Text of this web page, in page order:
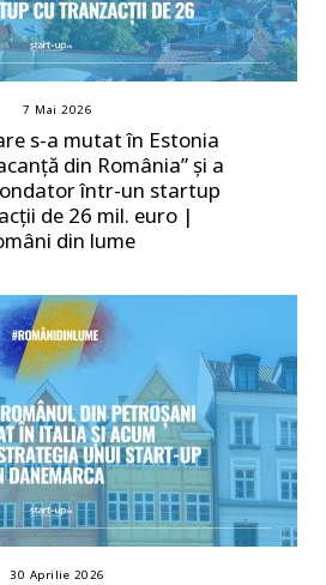
7 Mai 2026
s-a mutat în Estonia
din România” și a
într-un startup
de 26 mil. euro |
din lume
30 Aprilie 2026